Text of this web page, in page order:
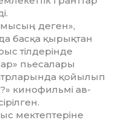
деген»,
басқа қырықтан
тілдерінде
пье­салары
қойылып
кинофильмі ав­
мектептеріне